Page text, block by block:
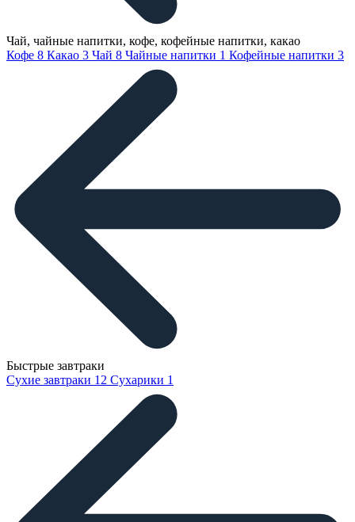
Чай, чайные напитки, кофе, кофейные напитки, какао
Кофе 8 Какао 3 Чай 8 Чайные напитки 1 Кофейные напитки 3
Быстрые завтраки
Сухие завтраки 12 Сухарики 1